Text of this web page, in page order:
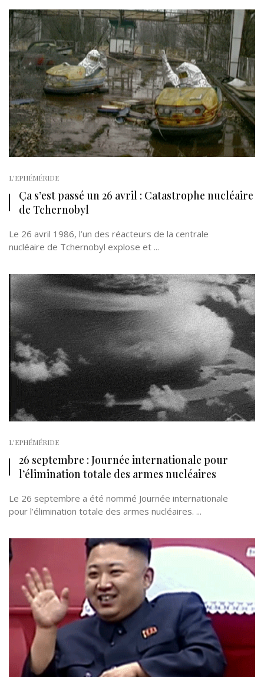
L'EPHÉMÉRIDE
Ça s’est passé un 26 avril : Catastrophe nucléaire
de Tchernobyl
Le 26 avril 1986, l’un des réacteurs de la centrale
nucléaire de Tchernobyl explose et ...
L'EPHÉMÉRIDE
26 septembre : Journée internationale pour
l’élimination totale des armes nucléaires
Le 26 septembre a été nommé Journée internationale
pour l’élimination totale des armes nucléaires. ...